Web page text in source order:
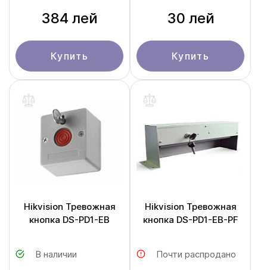
384 лей
Купить
30 лей
Купить
Hikvision Тревожная
кнопка DS-PD1-EB
В наличии
Hikvision Тревожная
кнопка DS-PD1-EB-PF
Почти распродано